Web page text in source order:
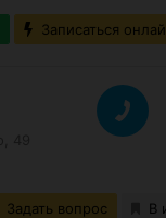
Записаться
Задать вопрос В